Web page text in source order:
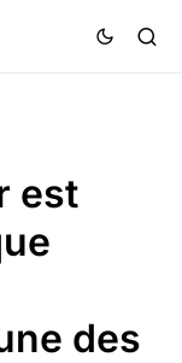
est
des